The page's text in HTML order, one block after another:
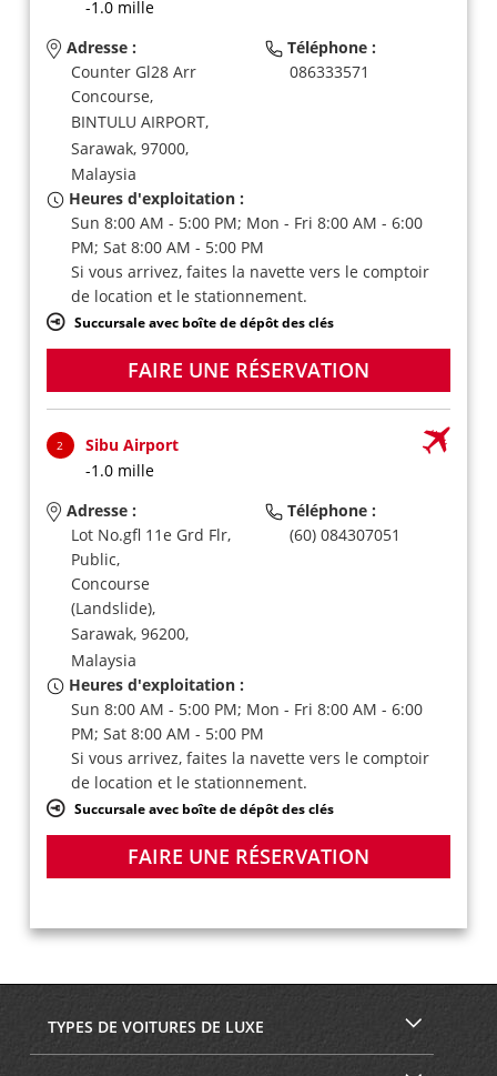
-1.0 mille
Adresse :
Counter Gl28 Arr
Concourse,
BINTULU AIRPORT,
Sarawak, 97000,
Malaysia
Téléphone :
086333571
Heures d'exploitation :
Sun 8:00 AM - 5:00 PM; Mon - Fri 8:00 AM - 6:00
PM; Sat 8:00 AM - 5:00 PM
Si vous arrivez, faites la navette vers le comptoir
de location et le stationnement.
Succursale avec boîte de dépôt des clés
FAIRE UNE RÉSERVATION
2
Sibu Airport
-1.0 mille
Adresse :
Lot No.gfl 11e Grd Flr,
Public,
Concourse
(Landslide),
Sarawak, 96200,
Malaysia
Téléphone :
(60) 084307051
Heures d'exploitation :
Sun 8:00 AM - 5:00 PM; Mon - Fri 8:00 AM - 6:00
PM; Sat 8:00 AM - 5:00 PM
Si vous arrivez, faites la navette vers le comptoir
de location et le stationnement.
Succursale avec boîte de dépôt des clés
FAIRE UNE RÉSERVATION
TYPES DE VOITURES DE LUXE